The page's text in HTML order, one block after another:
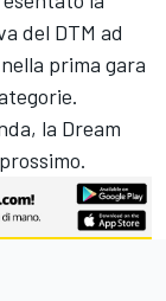
del DTM ad
prima gara
la Dream